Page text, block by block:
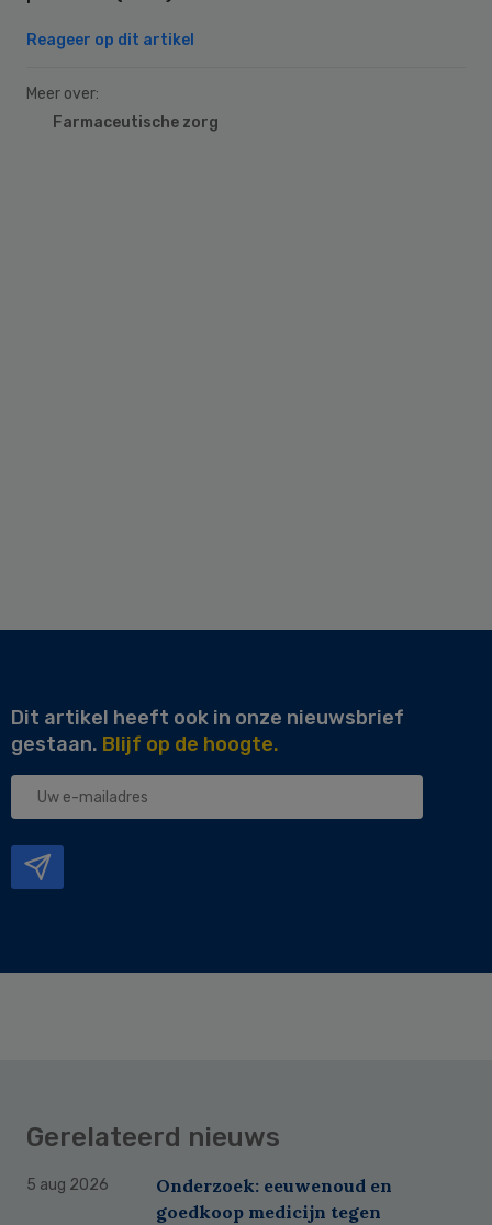
Reageer op dit artikel
Meer over:
Farmaceutische zorg
Dit artikel heeft ook in onze nieuwsbrief
gestaan. Blijf op de hoogte.
Uw
Gerelateerd nieuws
5 aug 2026
Onderzoek: eeuwenoud en
goedkoop medicijn tegen